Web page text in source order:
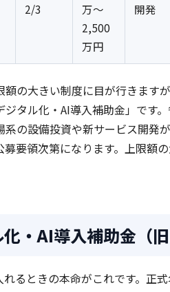
2/3
万〜
2,500
万円
開発
の大きい制度に目が行きます
ジタル化・AI導入補助金」です
の設備投資や新サービス開発
要領次第になります。上限額
・AI導入補助金（旧
るときの本命がこれです。正